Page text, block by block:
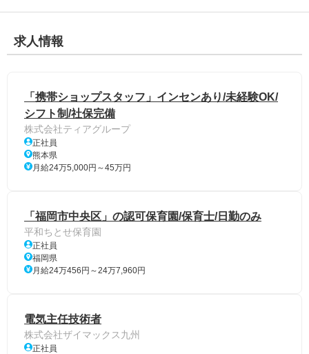
求人情報
「携帯ショップスタッフ」インセンあり/未経験OK/
シフト制/社保完備
株式会社ティアグループ
正社員
熊本県
月給24万5,000円～45万円
「福岡市中央区」の認可保育園/保育士/日勤のみ
平和ちとせ保育園
正社員
福岡県
月給24万456円～24万7,960円
電気主任技術者
株式会社ザイマックス九州
正社員